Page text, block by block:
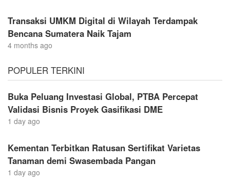
Transaksi UMKM Digital di Wilayah Terdampak
Bencana Sumatera Naik Tajam
4 months ago
POPULER TERKINI
Buka Peluang Investasi Global, PTBA Percepat
Validasi Bisnis Proyek Gasifikasi DME
1 day ago
Kementan Terbitkan Ratusan Sertifikat Varietas
Tanaman demi Swasembada Pangan
1 day ago